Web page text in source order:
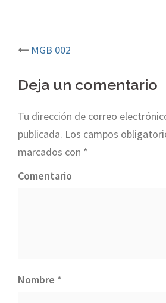
Post
navigation
MGB 002
Deja un comentario
Tu dirección de correo
publicada. Los campos
marcados con *
Comentario
Nombre *